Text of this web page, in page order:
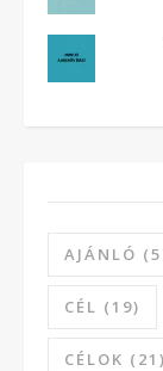
AJÁNLÓ
CÉL (19)
CÉLOK (21)